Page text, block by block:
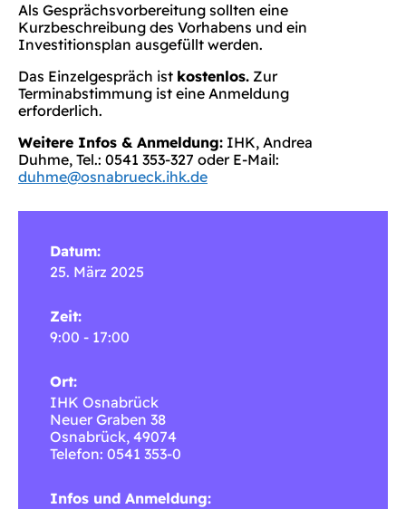
Als Gesprächsvorbereitung sollten eine
Kurzbeschreibung des Vorhabens und ein
Investitionsplan ausgefüllt werden.
Das Einzelgespräch ist kostenlos. Zur
Terminabstimmung ist eine Anmeldung
erforderlich.
Weitere Infos & Anmeldung: IHK, Andrea
Duhme, Tel.: 0541 353-327 oder E-Mail:
duhme@osnabrueck.ihk.de
Datum:
25. März 2025
Zeit:
9:00 - 17:00
Ort:
IHK Osnabrück
Neuer Graben 38
Osnabrück, 49074
Telefon: 0541 353-0
Infos und Anmeldung: